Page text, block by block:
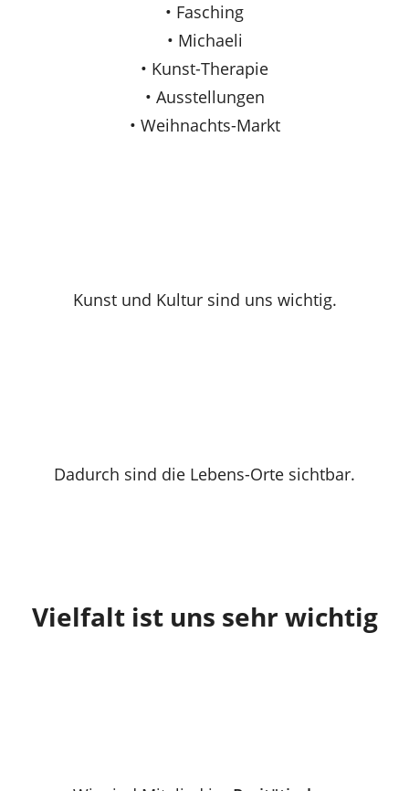
• Fasching
• Michaeli
• Kunst-Therapie
• Ausstellungen
• Weihnachts-Markt
Kunst und Kultur sind uns wichtig.
Dadurch sind die Lebens-Orte sichtbar.
Vielfalt ist uns sehr wichtig